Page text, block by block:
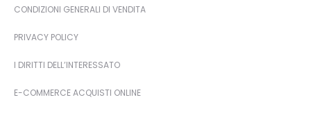
CONDIZIONI GENERALI DI VENDITA
PRIVACY POLICY
I DIRITTI DELL’INTERESSATO
E-COMMERCE ACQUISTI ONLINE